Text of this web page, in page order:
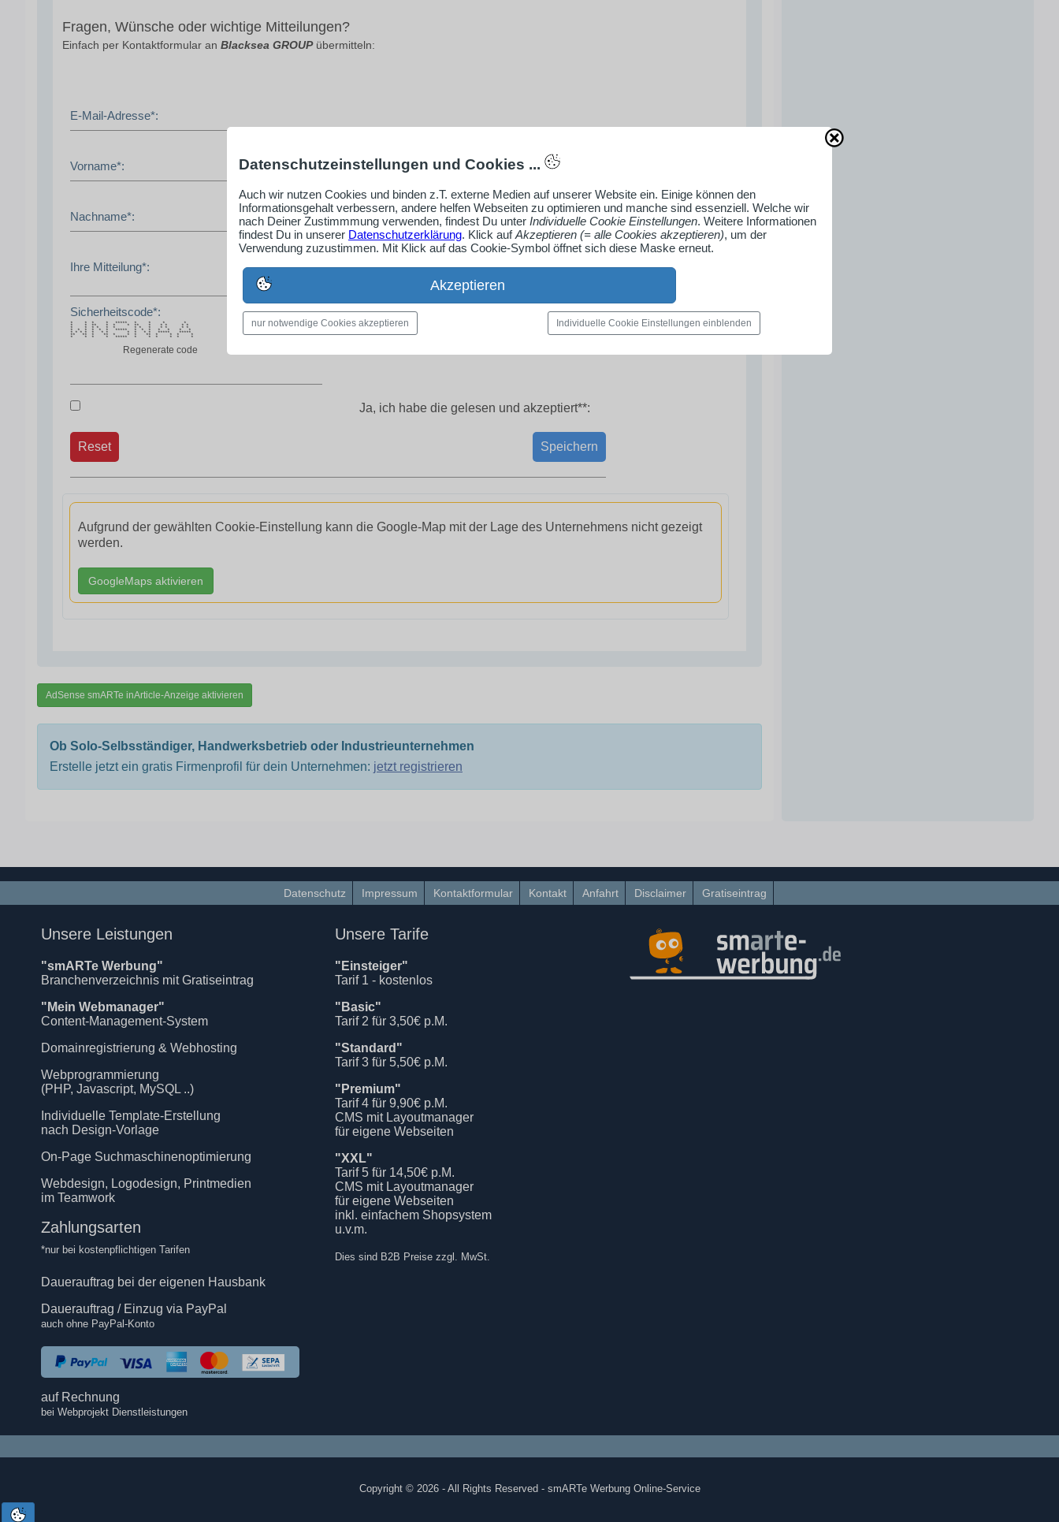
Fragen, Wünsche oder wichtige Mitteilungen?
Einfach per Kontaktformular an Blacksea GROUPübermitteln:
E-Mail-Adresse*:
Vorname*:
Nachname*:
Ihre Mitteilung*:
Sicherheitscode*:
* * * * ***** * * * *
* * ** * * * ** * * * * *
* * * * * * * * * * * * *
* * * * * * ***** * * * * * * *
* * * * * * * * * * * ***** *****
** ** * ** * * * ** * * * *
* * * * ***** * * * * * *
Regenerate code
Ja, ich habe die gelesen und akzeptiert**:
Speichern
Reset
Aufgrund der gewählten Cookie-Einstellung kann die Google-Map mit der Lage des Unternehmens nicht gezeigt
werden.
GoogleMaps aktivieren
AdSense smARTe inArticle-Anzeige aktivieren
Ob Solo-Selbsständiger, Handwerksbetrieb oder Industrieunternehmen
Erstelle jetzt ein gratis Firmenprofil für dein Unternehmen: jetzt registrieren
Datenschutz Impressum Kontaktformular Kontakt Anfahrt Disclaimer Gratiseintrag
Unsere Leistungen
"smARTe Werbung"
Branchenverzeichnis mit Gratiseintrag
"Mein Webmanager"
Content-Management-System
Domainregistrierung & Webhosting
Webprogrammierung
(PHP, Javascript, MySQL ..)
Individuelle Template-Erstellung
nach Design-Vorlage
On-Page Suchmaschinenoptimierung
Webdesign, Logodesign, Printmedien
im Teamwork
Zahlungsarten
*nur bei kostenpflichtigen Tarifen
Dauerauftrag bei der eigenen Hausbank
Dauerauftrag / Einzug via PayPal
auch ohne PayPal-Konto
auf Rechnung
bei Webprojekt Dienstleistungen
Unsere Tarife
"Einsteiger"
Tarif 1 - kostenlos
"Basic"
Tarif 2 für 3,50€ p.M.
"Standard"
Tarif 3 für 5,50€ p.M.
"Premium"
Tarif 4 für 9,90€ p.M.
CMS mit Layoutmanager
für eigene Webseiten
"XXL"
Tarif 5 für 14,50€ p.M.
CMS mit Layoutmanager
für eigene Webseiten
inkl. einfachem Shopsystem
u.v.m.
Dies sind B2B Preise zzgl. MwSt.
Copyright © 2026 - All Rights Reserved - smARTe Werbung Online-Service
Datenschutzeinstellungen und Cookies ...
Auch wir nutzen Cookies und binden z.T. externe Medien auf unserer Website ein. Einige können den
Informationsgehalt verbessern, andere helfen Webseiten zu optimieren und manche sind essenziell. Welche wir
nach Deiner Zustimmmung verwenden, findest Du unter Individuelle Cookie Einstellungen. Weitere Informationen
findest Du in unserer Datenschutzerklärung. Klick aufAkzeptieren (= alle Cookies akzeptieren), um der
Verwendung zuzustimmen. Mit Klick auf das Cookie-Symbol öffnet sich diese Maske erneut.
Akzeptieren
nur notwendige Cookies akzeptieren Individuelle Cookie Einstellungen einblenden